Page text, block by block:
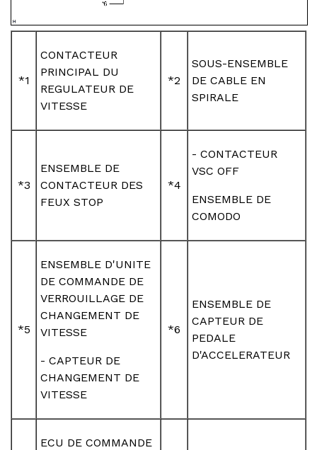
*1
CONTACTEUR
PRINCIPAL DU
REGULATEUR DE
VITESSE
*2
SOUS-ENSEMBLE
DE CABLE EN
SPIRALE
*3
ENSEMBLE DE
CONTACTEUR DES
FEUX STOP
*4
- CONTACTEUR
VSC OFF
ENSEMBLE DE
COMODO
*5
ENSEMBLE D'UNITE
DE COMMANDE DE
VERROUILLAGE DE
CHANGEMENT DE
VITESSE
- CAPTEUR DE
CHANGEMENT DE
VITESSE
*6
ENSEMBLE DE
CAPTEUR DE
PEDALE
D'ACCELERATEUR
ECU DE COMMANDE